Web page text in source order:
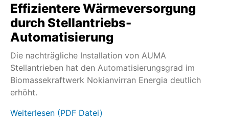
Effizientere Wärmeversorgung
durch Stellantriebs-
Automatisierung
Die nachträgliche Installation von AUMA
Stellantrieben hat den Automatisierungsgrad im
Biomassekraftwerk Nokianvirran Energia deutlich
erhöht.
Weiterlesen (PDF Datei)